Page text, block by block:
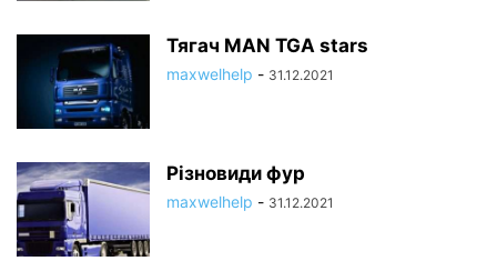
Тягач MAN TGA stars
maxwelhelp - 31.12.2021
Різновиди фур
maxwelhelp - 31.12.2021